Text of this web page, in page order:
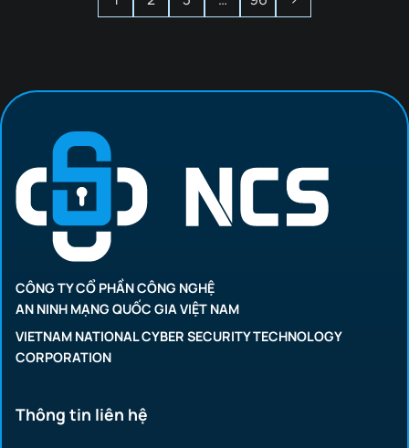
CÔNG TY CỔ PHẦN CÔNG NGHỆ
AN NINH MẠNG QUỐC GIA VIỆT NAM
VIETNAM NATIONAL CYBER SECURITY TECHNOLOGY
CORPORATION
Thông tin liên hệ